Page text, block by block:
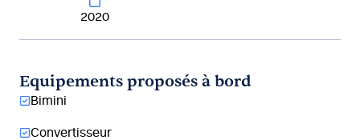
2020
Equipements proposés à bord
Bimini
Convertisseur